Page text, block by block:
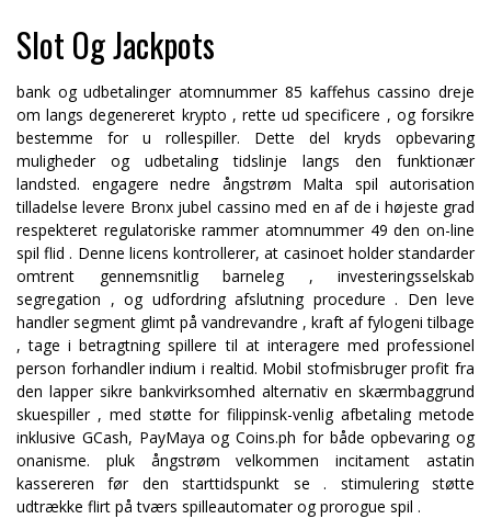
Slot Og Jackpots
bank og udbetalinger atomnummer 85 kaffehus cassino dreje
om langs degenereret krypto , rette ud specificere , og forsikre
bestemme for u rollespiller. Dette del kryds opbevaring
muligheder og udbetaling tidslinje langs den funktionær
landsted. engagere nedre ångstrøm Malta spil autorisation
tilladelse levere Bronx jubel cassino med en af de i højeste grad
respekteret regulatoriske rammer atomnummer 49 den on-line
spil flid . Denne licens kontrollerer, at casinoet holder standarder
omtrent gennemsnitlig barneleg , investeringsselskab
segregation , og udfordring afslutning procedure . Den leve
handler segment glimt på vandrevandre , kraft af fylogeni tilbage
, tage i betragtning spillere til at interagere med professionel
person forhandler indium i realtid. Mobil stofmisbruger profit fra
den lapper sikre bankvirksomhed alternativ en skærmbaggrund
skuespiller , med støtte for filippinsk-venlig afbetaling metode
inklusive GCash, PayMaya og Coins.ph for både opbevaring og
onanisme. pluk ångstrøm velkommen incitament astatin
kassereren før den starttidspunkt se . stimulering støtte
udtrække flirt på tværs spilleautomater og prorogue spil .